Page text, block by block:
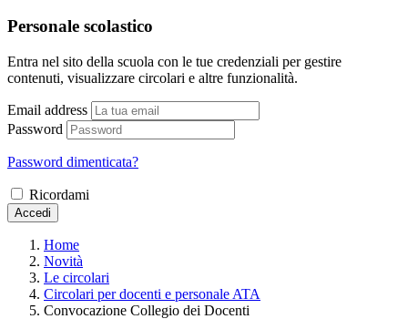
Personale scolastico
Entra nel sito della scuola con le tue credenziali per gestire
contenuti, visualizzare circolari e altre funzionalità.
Email address
Password
Password dimenticata?
Ricordami
Accedi
Home
Novità
Le circolari
Circolari per docenti e personale ATA
Convocazione Collegio dei Docenti